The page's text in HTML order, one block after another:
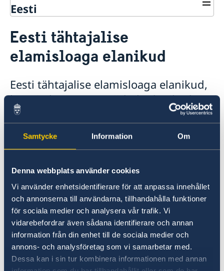
Samtycke Information Om
Denna webbplats använder cookies
Vi använder enhetsidentifierare för att anpassa innehållet
och annonserna till användarna, tillhandahålla funktioner
för sociala medier och analysera vår trafik. Vi
vidarebefordrar även sådana identifierare och annan
information från din enhet till de sociala medier och
annons- och analysföretag som vi samarbetar med.
Dessa kan i sin tur kombinera informationen med annan
Eesti
Rootsi viisa
Rootsi tööle ja elama
Eesti tähtajalise elamisloaga elanikud
EL-i pikaajalise elaniku elamisloaga isikud
Euroopa Liidu kodanikud
Reisimine lastega
Reisimine lemmikloomadega
Rootsi õppima
Rootsi tollieeskirjad
Eesti tähtajalise
elamisloaga elanikud
Eesti tähtajalise elamisloaga elanikud,
kes ei ole Euroopa Liidu kodanikud,
peavad Rootsis töötamiseks taotlema
Taotluse saate edastada tavapostiga Rootsi
Migratsiooniametisse või esitada
elektrooniliselt, sõltuvalt taotluse põhjusest. Vt
taotlemise võimaluste kohta infot Rootsi
Migratsiooniameti kodulehelt. Rootsis olles
saab kohapeal taotleda vaid vähestel
erandjuhtudel.
Rootsi Migratsiooniamet, info tööloa kohta